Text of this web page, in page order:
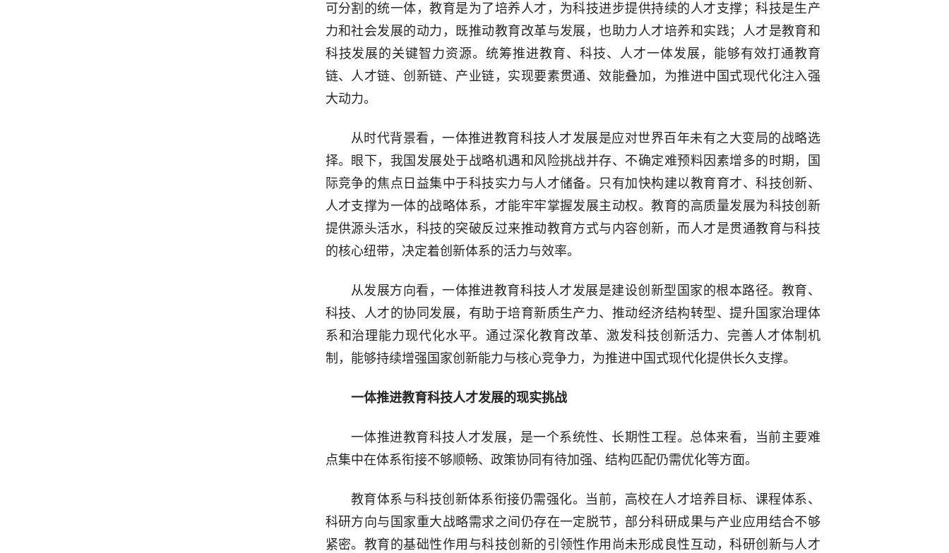
可分割的统一体，教育是为了培养人才，为科技进步提供持续的人才支撑；科技是生产
力和社会发展的动力，既推动教育改革与发展，也助力人才培养和实践；人才是教育和
科技发展的关键智力资源。统筹推进教育、科技、人才一体发展，能够有效打通教育
链、人才链、创新链、产业链，实现要素贯通、效能叠加，为推进中国式现代化注入强
大动力。
从时代背景看，一体推进教育科技人才发展是应对世界百年未有之大变局的战略选
择。眼下，我国发展处于战略机遇和风险挑战并存、不确定难预料因素增多的时期，国
际竞争的焦点日益集中于科技实力与人才储备。只有加快构建以教育育才、科技创新、
人才支撑为一体的战略体系，才能牢牢掌握发展主动权。教育的高质量发展为科技创新
提供源头活水，科技的突破反过来推动教育方式与内容创新，而人才是贯通教育与科技
的核心纽带，决定着创新体系的活力与效率。
从发展方向看，一体推进教育科技人才发展是建设创新型国家的根本路径。教育、
科技、人才的协同发展，有助于培育新质生产力、推动经济结构转型、提升国家治理体
系和治理能力现代化水平。通过深化教育改革、激发科技创新活力、完善人才体制机
制，能够持续增强国家创新能力与核心竞争力，为推进中国式现代化提供长久支撑。
一体推进教育科技人才发展的现实挑战
一体推进教育科技人才发展，是一个系统性、长期性工程。总体来看，当前主要难
点集中在体系衔接不够顺畅、政策协同有待加强、结构匹配仍需优化等方面。
教育体系与科技创新体系衔接仍需强化。当前，高校在人才培养目标、课程体系、
科研方向与国家重大战略需求之间仍存在一定脱节，部分科研成果与产业应用结合不够
紧密。教育的基础性作用与科技创新的引领性作用尚未形成良性互动，科研创新与人才